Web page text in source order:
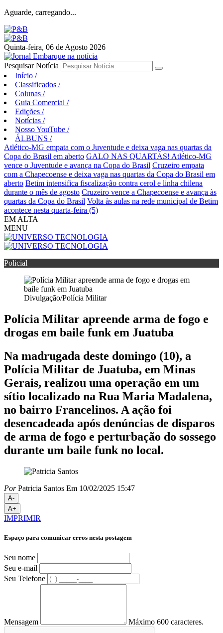
Aguarde, carregando...
Quinta-feira, 06 de Agosto 2026
Pesquisar Notícia
Início /
Classificados /
Colunas /
Guia Comercial /
Edições /
Notícias /
Nosso YouTube /
ÁLBUNS /
Atlético-MG empata com o Juventude e deixa vaga nas quartas da
Copa do Brasil em aberto GALO NAS QUARTAS! Atlético-MG
vence o Juventude e avança na Copa do Brasil Cruzeiro empata
com a Chapecoense e deixa vaga nas quartas da Copa do Brasil em
aberto Betim intensifica fiscalização contra cerol e linha chilena
durante o mês de agosto Cruzeiro vence a Chapecoense e avança às
quartas da Copa do Brasil Volta às aulas na rede municipal de Betim
acontece nesta quarta-feira (5)
EM ALTA
MENU
Policial
Divulgação/Polícia Militar
Polícia Militar apreende arma de fogo e
drogas em baile funk em Juatuba
Na madrugada deste domingo (10), a
Polícia Militar de Juatuba, em Minas
Gerais, realizou uma operação em um
sítio localizado na Rua Maria Madalena,
no bairro Francelinos. A ação foi
desencadeada após denúncias de disparos
de arma de fogo e perturbação do sossego
durante um baile funk no local.
PorPatricia Santos Em 10/02/2025 15:47
A-
A+
IMPRIMIR
Espaço para comunicar erros nesta postagem
Seu nome
Seu e-mail
Seu Telefone
Mensagem Máximo 600 caracteres.